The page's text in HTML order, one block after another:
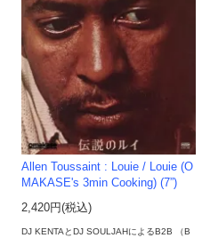
Allen Toussaint : Louie / Louie (O
MAKASE's 3min Cooking) (7”)
2,420円(税込)
DJ KENTAとDJ SOULJAHによるB2B （B